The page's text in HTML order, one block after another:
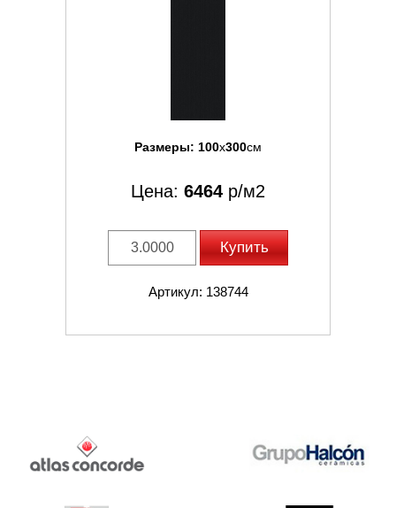
Размеры: 100x300см
Цена: 6464 р/м2
Купить
Артикул: 138744